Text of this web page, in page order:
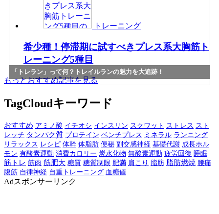
「トレラン」って何？トレイルランの魅力を大追跡！
トレーニング
希少種！停滞期に試すべきプレス系大胸筋ト
レーニング5種目
もっとおすすめ記事を見る
TagCloudキーワード
おすすめ アミノ酸 イチオシ インスリン スクワット ストレス スト
レッチ タンパク質 プロテイン ベンチプレス ミネラル ランニング
リラックス レシピ 体幹 体脂肪 便秘 副交感神経 基礎代謝 成長ホル
モン 有酸素運動 消費カロリー 炭水化物 無酸素運動 疲労回復 睡眠
筋トレ 筋肉 筋肥大 糖質 糖質制限 肥満 肩こり 脂肪 脂肪燃焼 腰痛
腹筋 自律神経 自重トレーニング 血糖値
Adスポンサーリンク